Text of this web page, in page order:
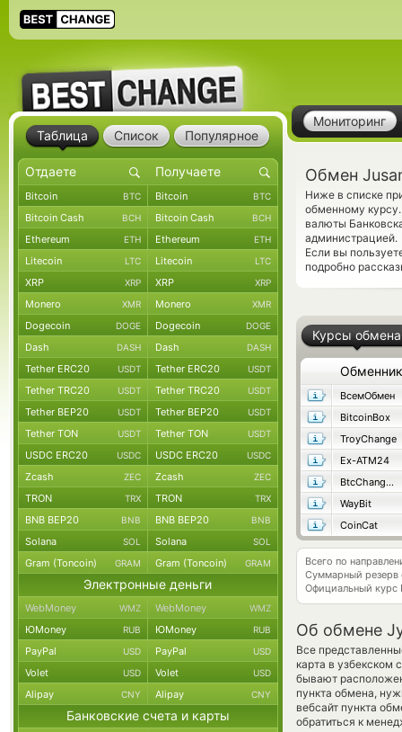
Мониторинг
Обмен
Ниже в списке
обменному
валюты
администрацией.
Если вы
подробно
Курсы обмена
Обменник
ВсемОбмен
BitcoinBox
TroyChange
Ex-ATM24
BtcChange24
WayBit
CoinCat
Всего по
Суммарный резерв
Официальный курс
Об обмене
Все
карта в узбекском
бывают
пункта обмена,
вебсайт пункта
обратиться к
Таблица Список Популярное
Bitcoin BTC Bitcoin BTC
Bitcoin Cash BCH Bitcoin Cash BCH
Ethereum ETH Ethereum ETH
Litecoin LTC Litecoin LTC
XRP XRP XRP XRP
Monero XMR Monero XMR
Dogecoin DOGE Dogecoin DOGE
Dash DASH Dash DASH
Tether ERC20 USDT Tether ERC20 USDT
Tether TRC20 USDT Tether TRC20 USDT
Tether BEP20 USDT Tether BEP20 USDT
Tether TON USDT Tether TON USDT
USDC ERC20 USDC USDC ERC20 USDC
Zcash ZEC Zcash ZEC
TRON TRX TRON TRX
BNB BEP20 BNB BNB BEP20 BNB
Solana SOL Solana SOL
Gram (Toncoin) GRAM Gram (Toncoin) GRAM
Электронные деньги
WebMoney WMZ WebMoney WMZ
ЮMoney RUB ЮMoney RUB
PayPal USD PayPal USD
Volet USD Volet USD
Alipay CNY Alipay CNY
Банковские счета и карты